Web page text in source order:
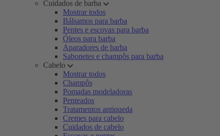
Cuidados de barba
Mostrar todos
Bálsamos para barba
Pentes e escovas para barba
Óleos para barba
Aparadores de barba
Sabonetes e champôs para barba
Cabelo
Mostrar todos
Champôs
Pomadas modeladoras
Penteados
Tratamentos antiqueda
Cremes para cabelo
Cuidados de cabelo